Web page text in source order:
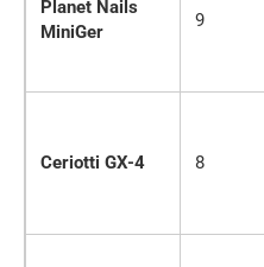
Planet Nails
MiniGer
9
Ceriotti GX-4 8